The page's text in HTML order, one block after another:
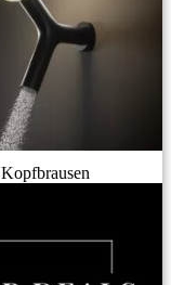
Kopfbrausen